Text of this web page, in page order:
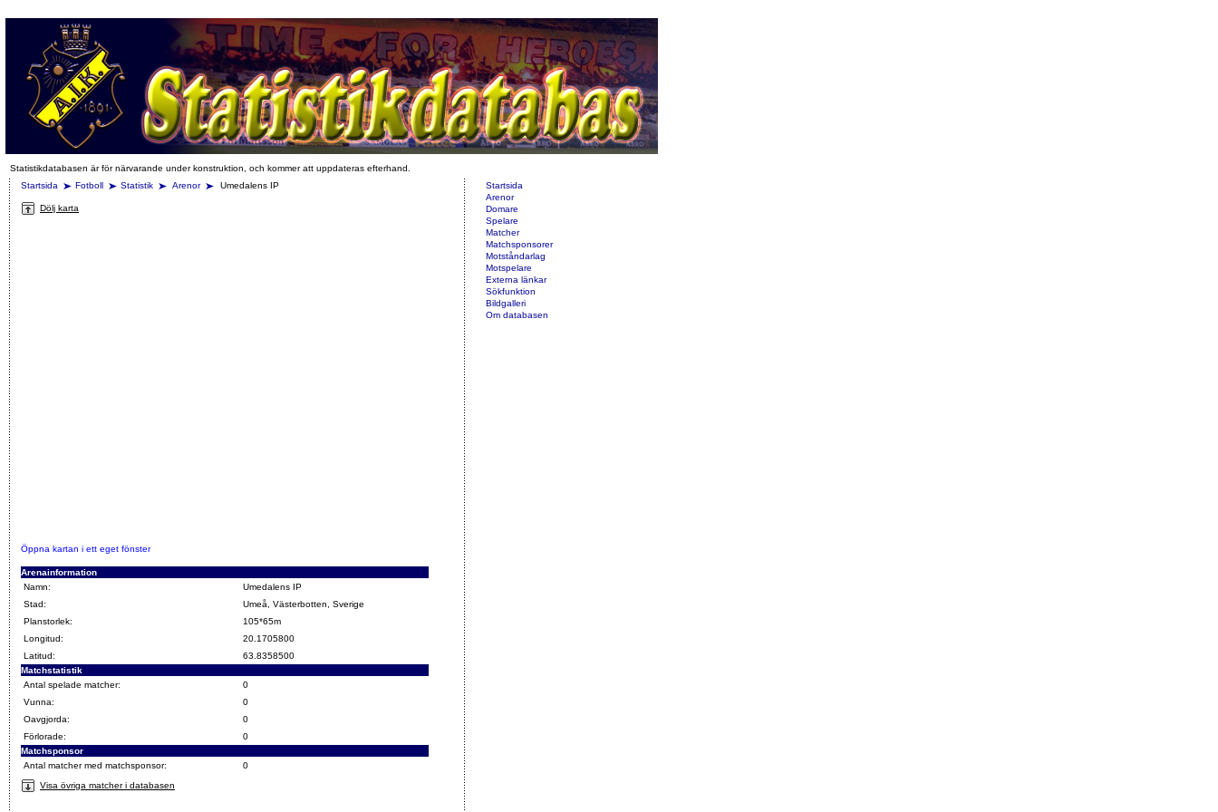
Statistikdatabasen är för närvarande under konstruktion, och kommer att uppdateras efterhand.
Startsida
Fotboll Statistik Arenor Umedalens IP
Dölj karta
Öppna kartan i ett eget fönster
Arenainformation
Namn:
Umedalens IP
Stad:
Umeå, Västerbotten, Sverige
Planstorlek:
105*65m
Longitud:
20.1705800
Latitud:
63.8358500
Matchstatistik
Antal spelade matcher:
0
Vunna:
0
Oavgjorda:
0
Förlorade:
0
Matchsponsor
Antal matcher med matchsponsor:
0
Visa övriga matcher i databasen
Startsida
Arenor
Domare
Spelare
Matcher
Matchsponsorer
Motståndarlag
Motspelare
Externa länkar
Sökfunktion
Bildgalleri
Om databasen